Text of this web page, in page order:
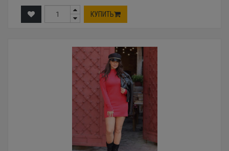
КУПИТЬ